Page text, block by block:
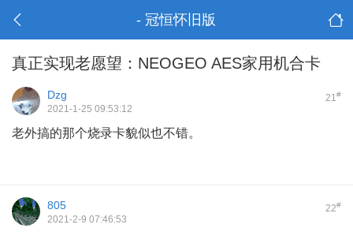
- 冠恒怀旧版
真正实现老愿望：NEOGEO AES家用机合卡
21#
Dzg
2021-1-25 09:53:12
老外搞的那个烧录卡貌似也不错。
22#
805
2021-2-9 07:46:53